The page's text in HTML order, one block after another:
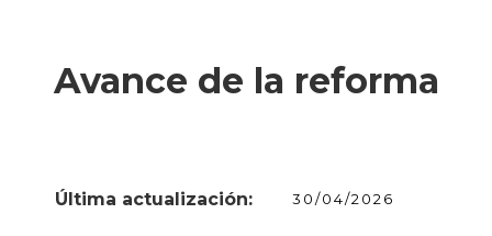
Avance de la reforma
Última actualización: 30/04/2026